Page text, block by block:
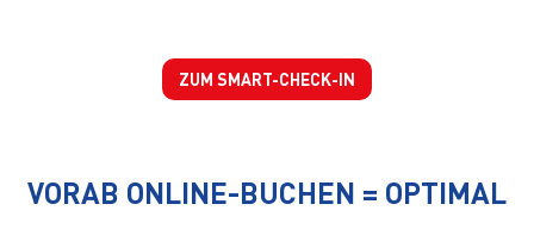
ZUM SMART-CHECK-IN
VORAB ONLINE-BUCHEN = OPTIMAL